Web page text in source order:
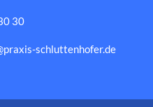
30
schluttenhofer.de